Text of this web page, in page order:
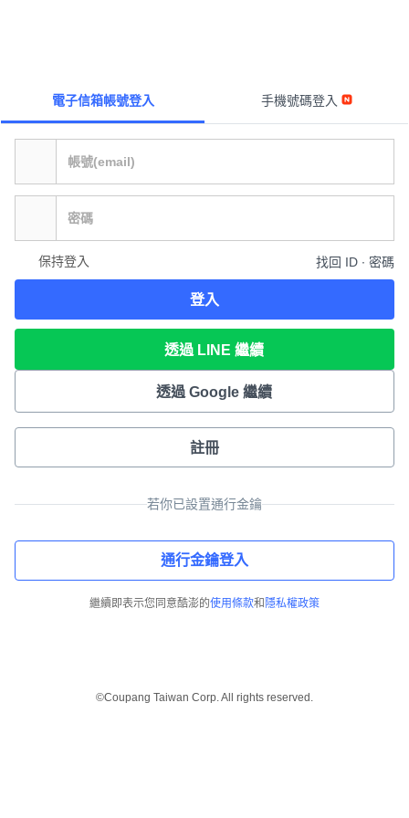
電子信箱帳號登入 手機號碼登入
保持登入 找回 ID ∙ 密碼
登入
透過 LINE 繼續
透過 Google 繼續
註冊
若你已設置通行金鑰
通行金鑰登入
繼續即表示您同意酷澎的使用條款和 隱私權政策
©Coupang Taiwan Corp. All rights reserved.